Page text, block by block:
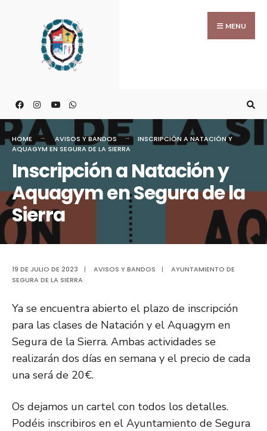
MENU
HOME AVISOS Y BANDOS
INSCRIPCIÓN A NATACIÓN Y
AQUAGYM EN SEGURA DE LA SIERRA
Inscripción a Natación y
Aquagym en Segura de la
Sierra
19 DE JULIO DE 2023 | AVISOS Y BANDOS |
AYUNTAMIENTO DE
SEGURA DE LA SIERRA
Ya se encuentra abierto el plazo de inscripción
para las clases de Natación y el Aquagym en
Segura de la Sierra. Ambas actividades se
realizarán dos días en semana y el precio de cada
una será de 20€.
Os dejamos un cartel con todos los detalles.
Podéis inscribiros en el Ayuntamiento de Segura